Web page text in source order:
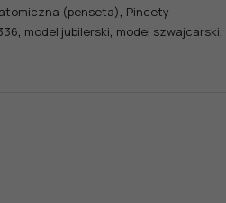
(penseta), Pincety
, model jubilerski, model szwajcarski,